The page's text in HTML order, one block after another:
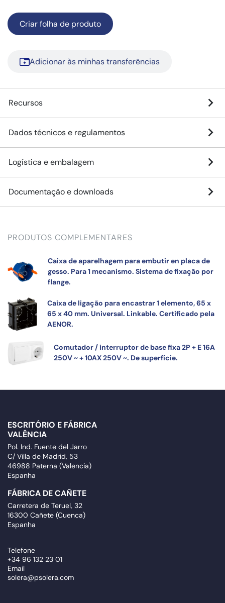
Criar folha de produto
Adicionar às minhas transferências
Recursos
Dados técnicos e regulamentos
Logística e embalagem
Documentação e downloads
PRODUTOS COMPLEMENTARES
Caixa de aparelhagem para embutir en placa de
gesso. Para 1 mecanismo. Sistema de fixação por
flange.
Caixa de ligação para encastrar 1 elemento, 65 x
65 x 40 mm. Universal. Linkable. Certificado pela
AENOR.
Comutador / interruptor de base fixa 2P + E 16A
250V ~ + 10AX 250V ~. De superfície.
ESCRITÓRIO E FÁBRICA
VALÊNCIA
Pol. Ind. Fuente del Jarro
C/ Villa de Madrid, 53
46988 Paterna (Valencia)
Espanha
FÁBRICA DE CAÑETE
Carretera de Teruel, 32
16300 Cañete (Cuenca)
Espanha
Telefone
+34 96 132 23 01
Email
solera@psolera.com